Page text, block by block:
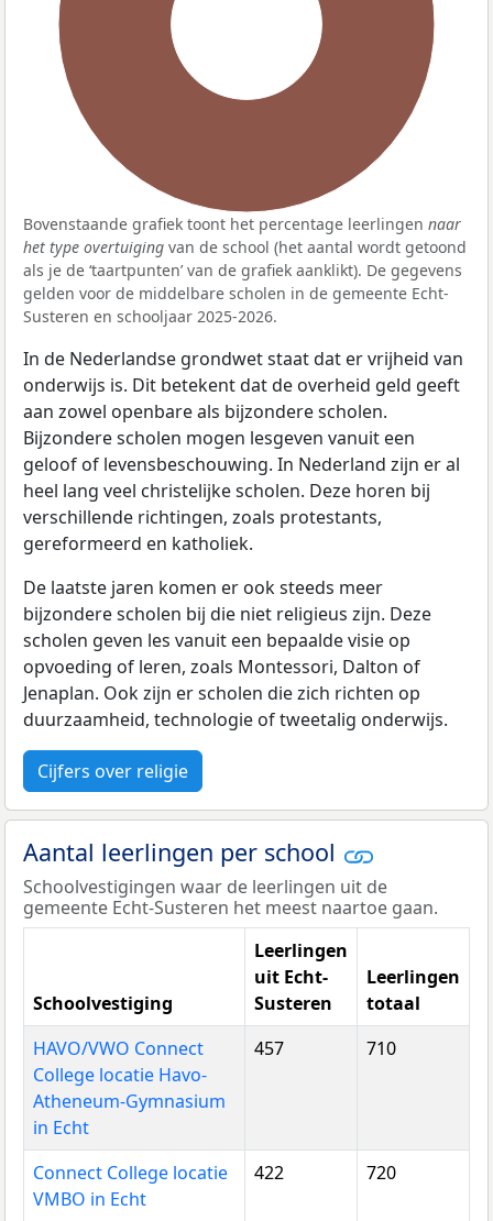
Bovenstaande grafiek toont het percentage leerlingen naar
het type overtuiging van de school (het aantal wordt getoond
als je de ‘taartpunten’ van de grafiek aanklikt). De gegevens
gelden voor de middelbare scholen in de gemeente Echt-
Susteren en schooljaar 2025-2026.
In de Nederlandse grondwet staat dat er vrijheid van
onderwijs is. Dit betekent dat de overheid geld geeft
aan zowel openbare als bijzondere scholen.
Bijzondere scholen mogen lesgeven vanuit een
geloof of levensbeschouwing. In Nederland zijn er al
heel lang veel christelijke scholen. Deze horen bij
verschillende richtingen, zoals protestants,
gereformeerd en katholiek.
De laatste jaren komen er ook steeds meer
bijzondere scholen bij die niet religieus zijn. Deze
scholen geven les vanuit een bepaalde visie op
opvoeding of leren, zoals Montessori, Dalton of
Jenaplan. Ook zijn er scholen die zich richten op
duurzaamheid, technologie of tweetalig onderwijs.
Cijfers over religie
Aantal leerlingen per school
Schoolvestigingen waar de leerlingen uit de
gemeente Echt-Susteren het meest naartoe gaan.
Schoolvestiging
Leerlingen
uit Echt-
Susteren
Leerlingen
totaal
HAVO/VWO Connect
College locatie Havo-
Atheneum-Gymnasium
in Echt
457 710
Connect College locatie
VMBO in Echt
422 720